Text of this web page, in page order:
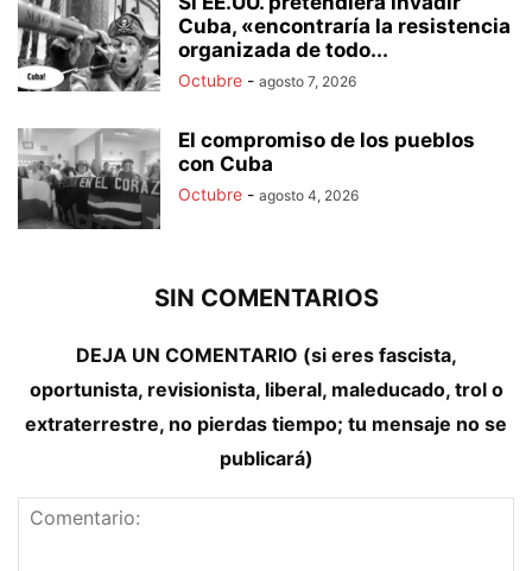
Cuba, «encontraría la resistencia
organizada de todo...
Octubre - agosto 7, 2026
El compromiso de los pueblos
con Cuba
Octubre - agosto 4, 2026
SIN COMENTARIOS
DEJA UN COMENTARIO (si eres fascista,
oportunista, revisionista, liberal, maleducado, trol o
extraterrestre, no pierdas tiempo; tu mensaje no se
publicará)